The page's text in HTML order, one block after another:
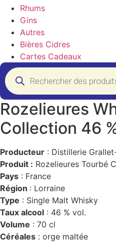
Rhums
Gins
Autres
Bières Cidres
Cartes Cadeaux
Recherche
de
produits
Rozelieures
Collection 46
Producteur : Distillerie
Produit : Rozelieures Tourbé
Pays : France
Région : Lorraine
Type : Single Malt Whisky
Taux alcool : 46 % vol.
Volume : 70 cl
Céréales : orge maltée